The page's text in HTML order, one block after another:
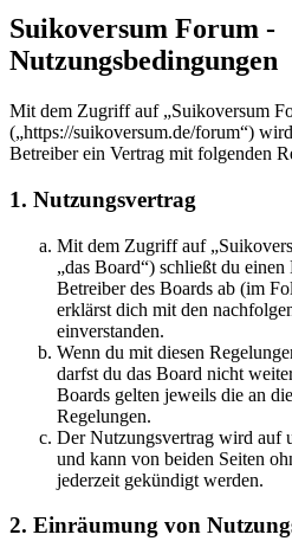
Suikoversum Forum -
Nutzungsbedingungen
Mit dem Zugriff auf „Suikoversum
(„https://suikoversum.de/forum“)
Betreiber ein Vertrag mit folgenden
1. Nutzungsvertrag
Mit dem Zugriff auf
„das Board“) schließt du
Betreiber des Boards ab (im
erklärst dich mit den
einverstanden.
Wenn du mit diesen
darfst du das Board nicht
Boards gelten jeweils die an
Regelungen.
Der Nutzungsvertrag wird auf
und kann von beiden Seiten
jederzeit gekündigt werden.
2. Einräumung von